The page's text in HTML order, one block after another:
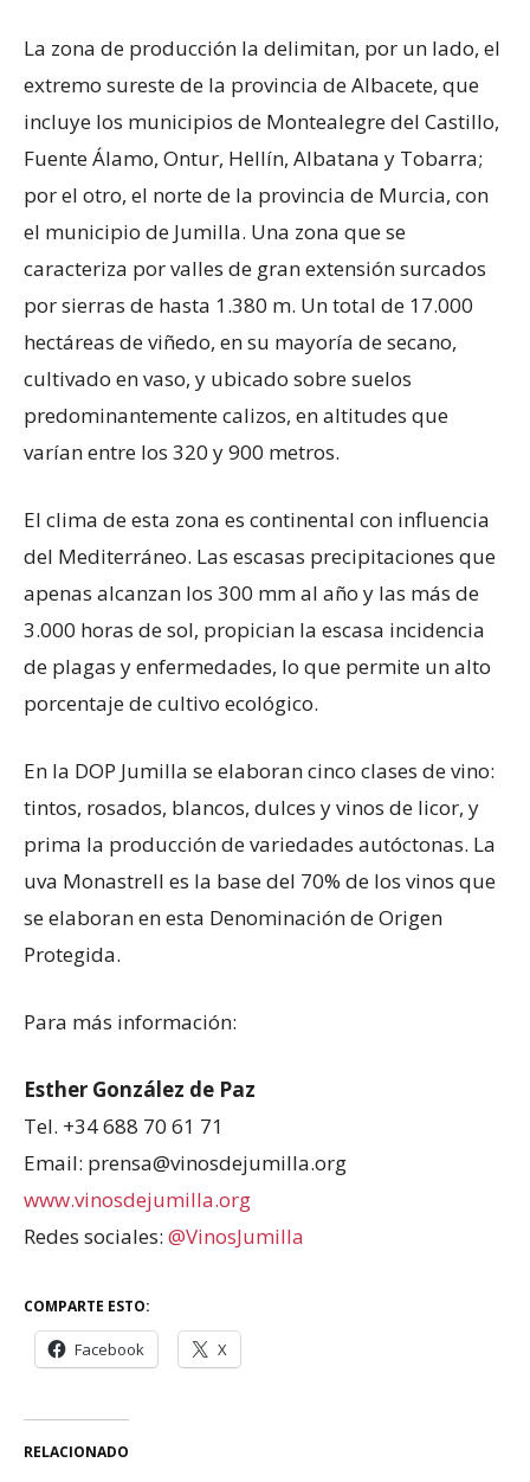
La zona de producción la delimitan, por un lado, el
extremo sureste de la provincia de Albacete, que
incluye los municipios de Montealegre del Castillo,
Fuente Álamo, Ontur, Hellín, Albatana y Tobarra;
por el otro, el norte de la provincia de Murcia, con
el municipio de Jumilla. Una zona que se
caracteriza por valles de gran extensión surcados
por sierras de hasta 1.380 m. Un total de 17.000
hectáreas de viñedo, en su mayoría de secano,
cultivado en vaso, y ubicado sobre suelos
predominantemente calizos, en altitudes que
varían entre los 320 y 900 metros.
El clima de esta zona es continental con influencia
del Mediterráneo. Las escasas precipitaciones que
apenas alcanzan los 300 mm al año y las más de
3.000 horas de sol, propician la escasa incidencia
de plagas y enfermedades, lo que permite un alto
porcentaje de cultivo ecológico.
En la DOP Jumilla se elaboran cinco clases de vino:
tintos, rosados, blancos, dulces y vinos de licor, y
prima la producción de variedades autóctonas. La
uva Monastrell es la base del 70% de los vinos que
se elaboran en esta Denominación de Origen
Protegida.
Para más información:
Esther González de Paz
Tel. +34 688 70 61 71
Email: prensa@vinosdejumilla.org
www.vinosdejumilla.org
Redes sociales: @VinosJumilla
COMPARTE ESTO:
Facebook X
RELACIONADO